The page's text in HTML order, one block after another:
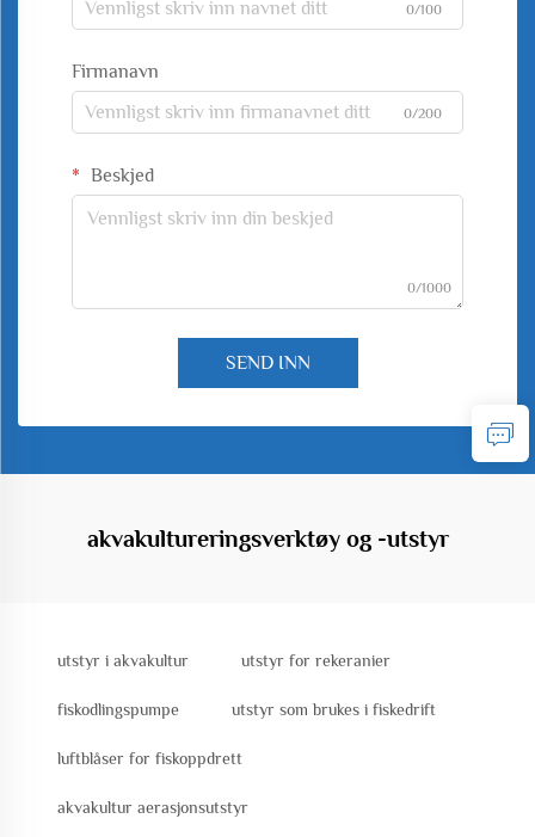
0/100
Firmanavn
0/200
Beskjed
0/1000
SEND INN
akvakultureringsverktøy og -utstyr
utstyr i akvakultur utstyr for rekeranier
fiskodlingspumpe utstyr som brukes i fiskedrift
luftblåser for fiskoppdrett
akvakultur aerasjonsutstyr